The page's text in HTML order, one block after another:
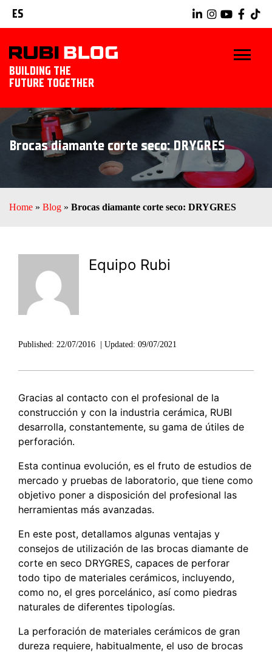
ES
BUILDING THE
FUTURE TOGETHER
INICIO
TRUCOS Y CONSEJOS
HERRAMIENTAS RUBI
Brocas diamante corte seco: DRYGRES
Home » Blog » Brocas diamante corte seco: DRYGRES
Equipo Rubi
Published: 22/07/2016 Updated: 09/07/2021
Gracias al contacto con el profesional de la
construcción y con la industria cerámica, RUBI
desarrolla, constantemente, su gama de útiles de
perforación.
Esta continua evolución, es el fruto de estudios de
mercado y pruebas de laboratorio, que tiene como
objetivo poner a disposición del profesional las
herramientas más avanzadas.
En este post, detallamos algunas ventajas y
consejos de utilización de las brocas diamante de
corte en seco DRYGRES, capaces de perforar
todo tipo de materiales cerámicos, incluyendo,
como no, el gres porcelánico, así como piedras
naturales de diferentes tipologías.
La perforación de materiales cerámicos de gran
dureza requiere, habitualmente, el uso de brocas